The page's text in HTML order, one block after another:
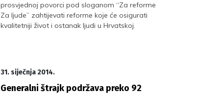
prosvjednoj povorci pod sloganom “Za reforme
Za ljude” zahtijevati reforme koje će osigurati
kvalitetniji život i ostanak ljudi u Hrvatskoj.
31. siječnja 2014.
Generalni štrajk podržava preko 92